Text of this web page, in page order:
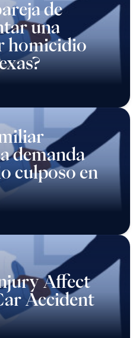
de
una
homicidio
demanda
culposo en
Affect
Accident